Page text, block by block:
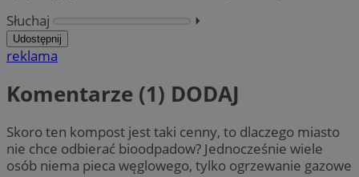
Słuchaj
⏵︎
Udostępnij
reklama
Komentarze (1) DODAJ
Skoro ten kompost jest taki cenny, to dlaczego miasto
nie chce odbierać bioodpadow? Jednocześnie wiele
osób niema pieca węglowego, tylko ogrzewanie gazowe